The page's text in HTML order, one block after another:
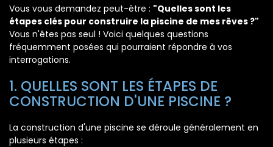
Vous vous demandez peut-être : "Quelles sont les
étapes clés pour construire la piscine de mes rêves ?"
Vous n'êtes pas seul ! Voici quelques questions
fréquemment posées qui pourraient répondre à vos
interrogations.
1. QUELLES SONT LES ÉTAPES DE
CONSTRUCTION D'UNE PISCINE ?
La construction d'une piscine se déroule généralement en
plusieurs étapes :